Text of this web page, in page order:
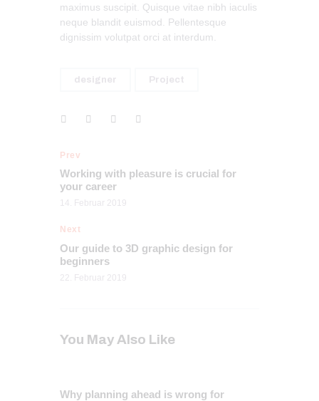
maximus suscipit. Quisque vitae nibh iaculis
neque blandit euismod. Pellentesque
dignissim volutpat orci at interdum.
designer Project
Prev
Working with pleasure is crucial for
your career
14. Februar 2019
Next
Our guide to 3D graphic design for
beginners
22. Februar 2019
You May Also Like
Why planning ahead is wrong for